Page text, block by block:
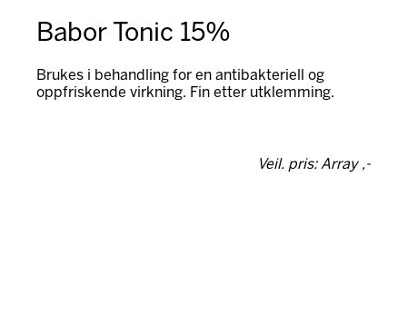
Babor Tonic 15%
Brukes i behandling for en antibakteriell og
oppfriskende virkning. Fin etter utklemming.
Veil. pris: Array ,-